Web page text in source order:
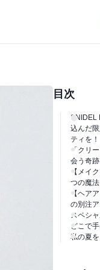
目次
SNIDEL
込んだ
ティを！
「クリ
会う奇跡
【メイ
つの魔法
【ヘア
の別注
スペシ
どこで
私の夏